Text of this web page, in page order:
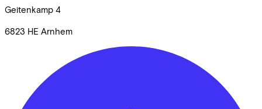
Geitenkamp 4
6823 HE Arnhem